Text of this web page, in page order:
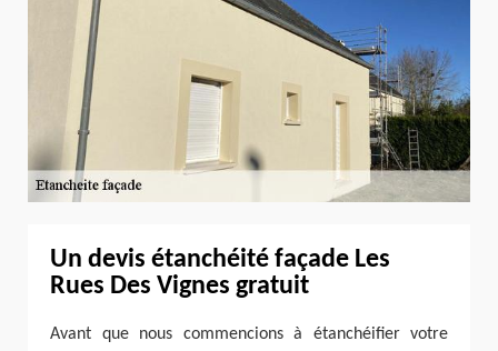
Un devis étanchéité façade Les
Rues Des Vignes gratuit
Avant que nous commencions à étanchéifier votre